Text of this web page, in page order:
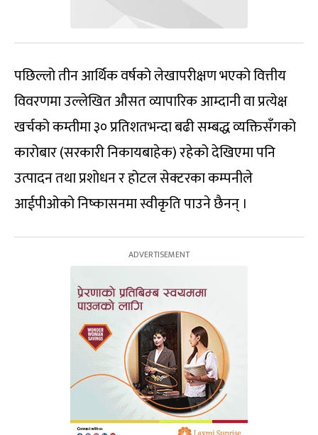
पछिल्लो तीन आर्थिक वर्षको लेखापरीक्षण भएको वित्तीय
विवरणमा उल्लेखित औसत व्यापारिक आम्दानी वा प्रत्येक्ष
खर्चको कम्तीमा ३० प्रतिशतभन्दा बढी सम्बद्ध व्यक्तिसँगको
कारोबार (सरकारी निकायबाहेक) रहेको देखिएमा पनि
उत्पादन तथा प्रशोधन र होटल सेक्टरका कम्पनीले
आईपीओको निष्कासनमा स्वीकृति पाउने छैनन् ।